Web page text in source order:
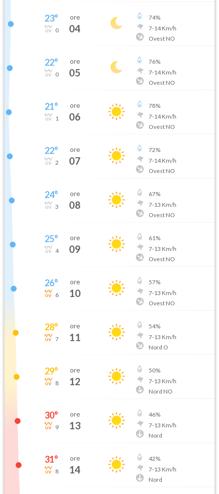
23°
0
ore
04
74%
7-14Km/h
Ovest NO
22°
0
ore
05
76%
7-14Km/h
Ovest NO
21°
1
ore
06
78%
7-14Km/h
Ovest NO
22°
2
ore
07
72%
7-14Km/h
Ovest NO
24°
3
ore
08
67%
7-13 Km/h
Ovest NO
25°
4
ore
09
61%
7-13 Km/h
Ovest NO
26°
6
ore
10
57%
7-13 Km/h
Ovest NO
28°
7
ore
11
54%
7-13 Km/h
Nord O
29°
8
ore
12
50%
7-13 Km/h
Nord NO
30°
9
ore
13
46%
7-13 Km/h
Nord
31°
8
ore
14
42%
7-13 Km/h
Nord